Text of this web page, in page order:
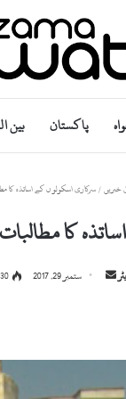
پاکستان بین
خبریں / سرکاری اسکولو ں کے اساتذہ کا
کا
a
ستمبر 29, 2017